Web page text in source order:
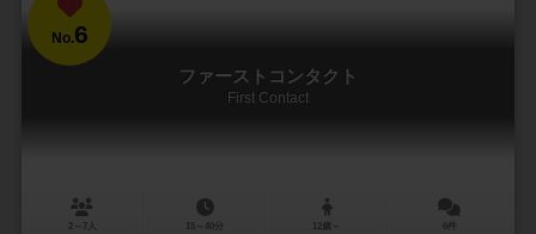
No.6
ファーストコンタクト
First Contact
2～7人 15～40分 12歳～ 6件